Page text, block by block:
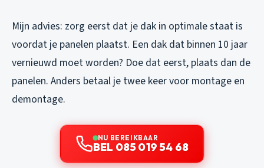
Mijn advies: zorg eerst dat je dak in optimale staat is
voordat je panelen plaatst. Een dak dat binnen 10 jaar
vernieuwd moet worden? Doe dat eerst, plaats dan de
panelen. Anders betaal je twee keer voor montage en
demontage.
NU BEREIKBAAR
BEL 085 019 54 68